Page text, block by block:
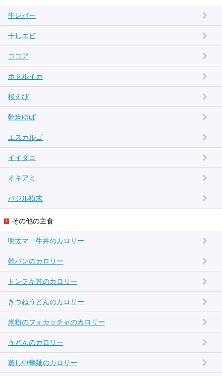
牛レバー
干しエビ
ココア
ホタルイカ
桜えび
乾燥ゆば
エスカルゴ
イイダコ
オキアミ
バジル粉末
その他の主食
明太マヨ牛丼のカロリー
乾パンのカロリー
トンテキ丼のカロリー
きつねうどんのカロリー
米粉のフォカッチャのカロリー
うどんのカロリー
蒸し中華麺のカロリー